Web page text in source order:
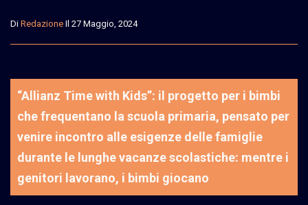
Di Redazione Il 27 Maggio, 2024
“Allianz Time with Kids”: il progetto per i bimbi
che frequentano la scuola primaria, pensato per
venire incontro alle esigenze delle famiglie
durante le lunghe vacanze scolastiche: mentre i
genitori lavorano, i bimbi giocano